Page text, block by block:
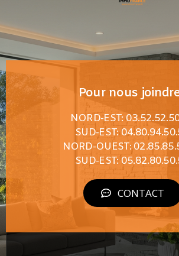
Pour nous
NORD-EST:
SUD-EST:
NORD-OUEST:
SUD-EST:
CONTACT